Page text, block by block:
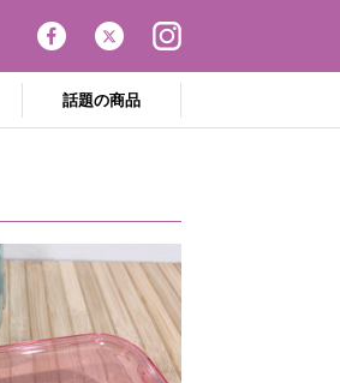
話題の商品